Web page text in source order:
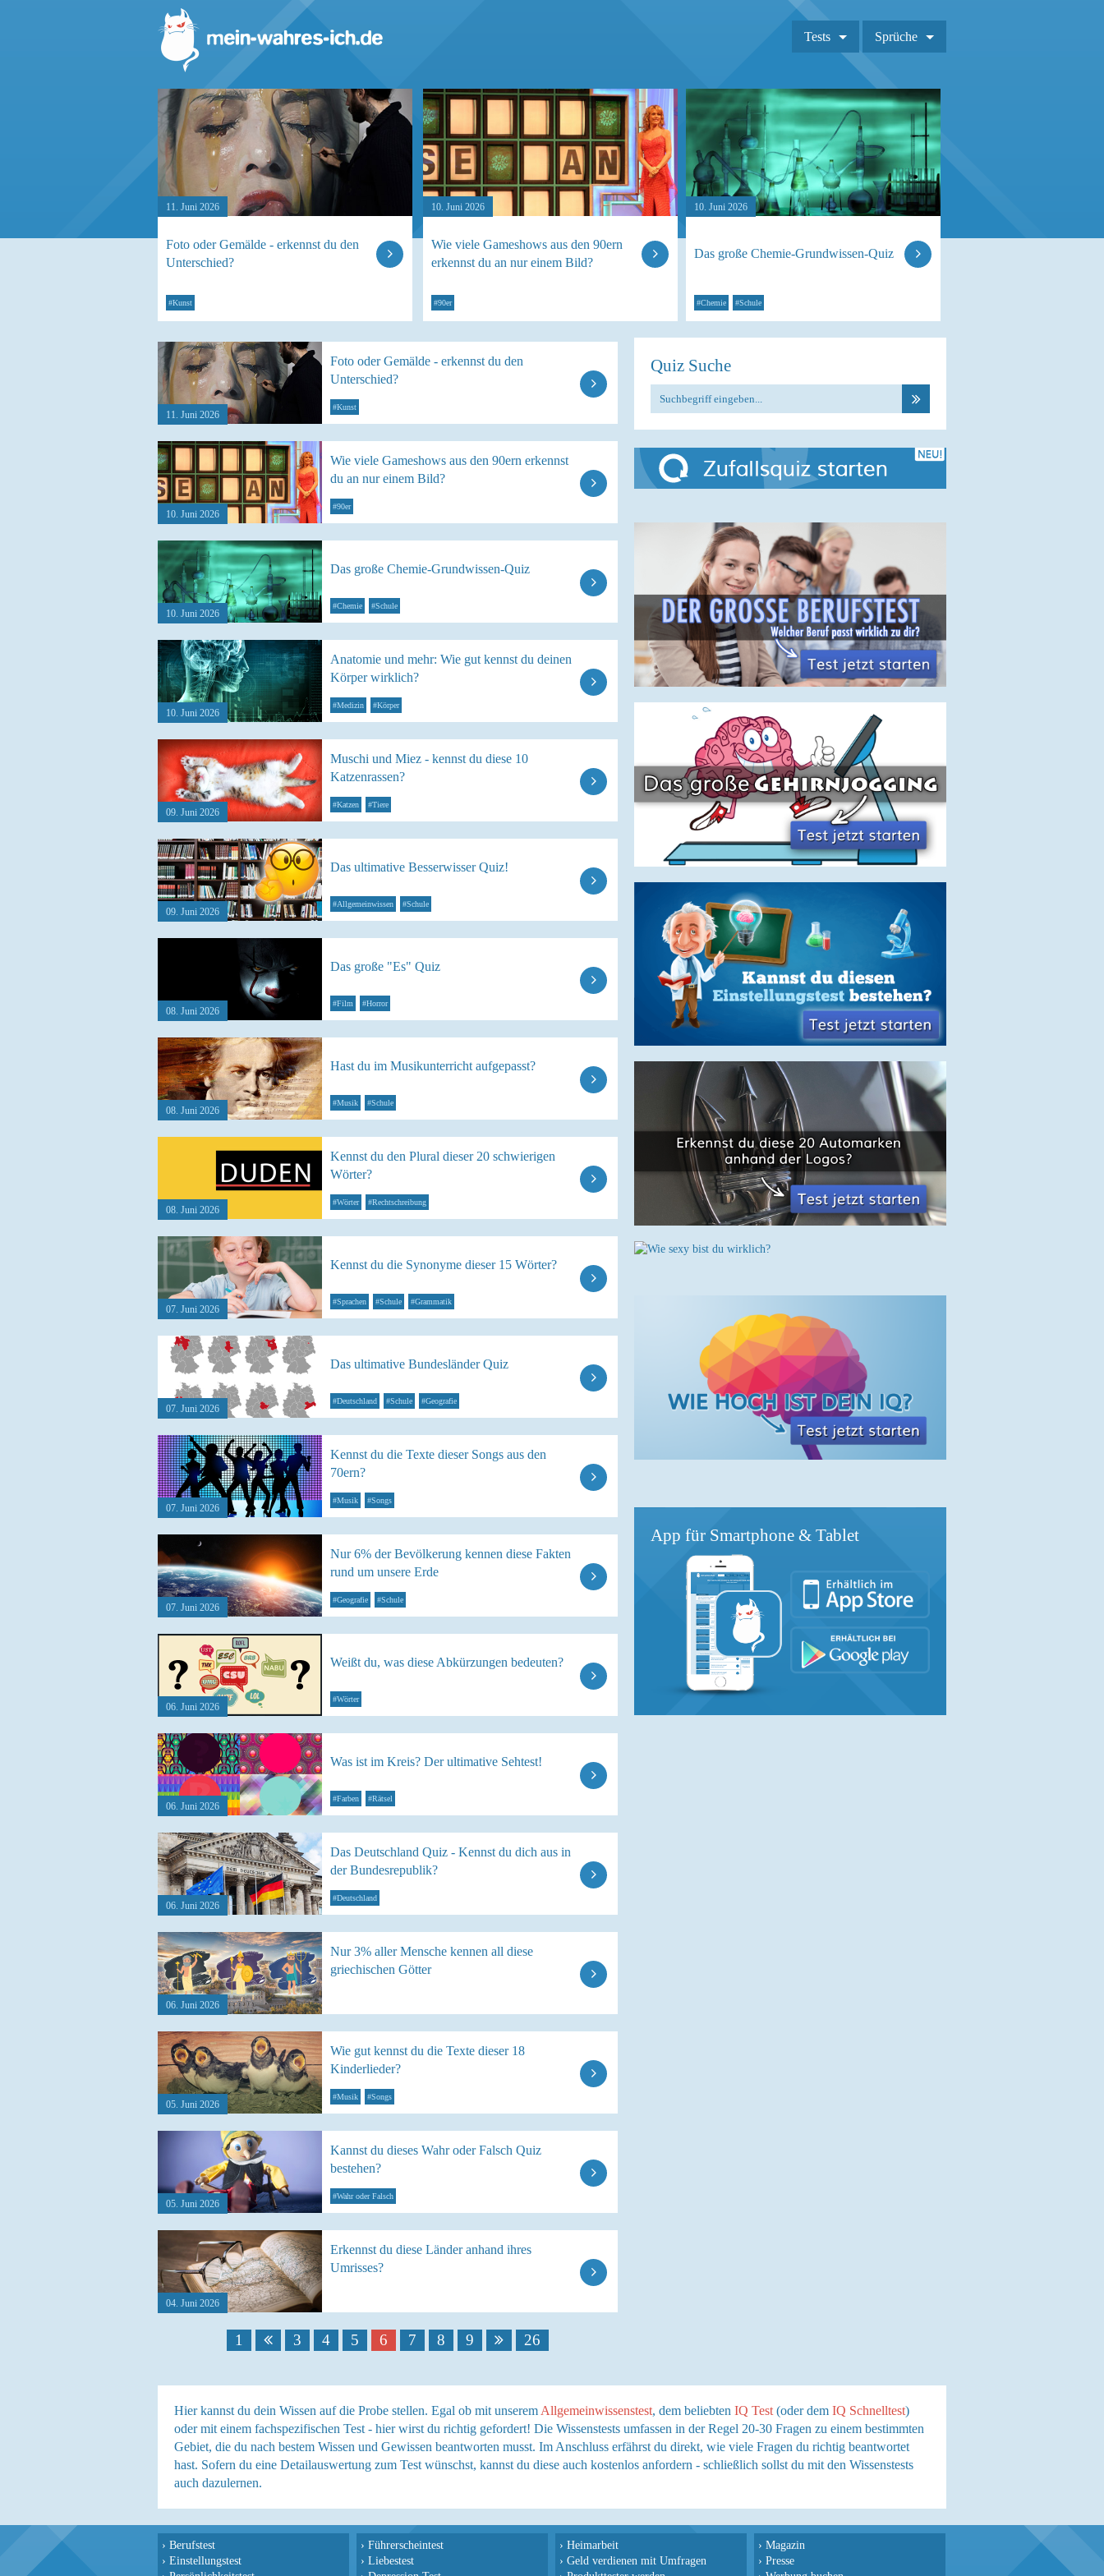
Tests Sprüche
11. Juni 2026
Foto oder Gemälde - erkennst du den
Unterschied?
#Kunst
10. Juni 2026
Wie viele Gameshows aus den 90ern
erkennst du an nur einem Bild?
#90er
10. Juni 2026
Das große Chemie-Grundwissen-Quiz
#Chemie #Schule
11. Juni 2026
Foto oder Gemälde - erkennst du den
Unterschied?
#Kunst
10. Juni 2026
Wie viele Gameshows aus den 90ern erkennst
du an nur einem Bild?
#90er
10. Juni 2026
Das große Chemie-Grundwissen-Quiz
#Chemie #Schule
10. Juni 2026
Anatomie und mehr: Wie gut kennst du deinen
Körper wirklich?
#Medizin #Körper
09. Juni 2026
Muschi und Miez - kennst du diese 10
Katzenrassen?
#Katzen #Tiere
09. Juni 2026
Das ultimative Besserwisser Quiz!
#Allgemeinwissen #Schule
08. Juni 2026
Das große "Es" Quiz
#Film #Horror
08. Juni 2026
Hast du im Musikunterricht aufgepasst?
#Musik #Schule
08. Juni 2026
Kennst du den Plural dieser 20 schwierigen
Wörter?
#Wörter #Rechtschreibung
07. Juni 2026
Kennst du die Synonyme dieser 15 Wörter?
#Sprachen #Schule #Grammatik
07. Juni 2026
Das ultimative Bundesländer Quiz
#Deutschland #Schule #Geografie
07. Juni 2026
Kennst du die Texte dieser Songs aus den
70ern?
#Musik #Songs
07. Juni 2026
Nur 6% der Bevölkerung kennen diese Fakten
rund um unsere Erde
#Geografie #Schule
06. Juni 2026
Weißt du, was diese Abkürzungen bedeuten?
#Wörter
06. Juni 2026
Was ist im Kreis? Der ultimative Sehtest!
#Farben #Rätsel
06. Juni 2026
Das Deutschland Quiz - Kennst du dich aus in
der Bundesrepublik?
#Deutschland
06. Juni 2026
Nur 3% aller Mensche kennen all diese
griechischen Götter
05. Juni 2026
Wie gut kennst du die Texte dieser 18
Kinderlieder?
#Musik #Songs
05. Juni 2026
Kannst du dieses Wahr oder Falsch Quiz
bestehen?
#Wahr oder Falsch
04. Juni 2026
Erkennst du diese Länder anhand ihres
Umrisses?
1 3 4 5 6 7 8 9 26
Quiz Suche
App für Smartphone & Tablet
Hier kannst du dein Wissen auf die Probe stellen. Egal ob mit unserem Allgemeinwissenstest, dem beliebten IQ Test (oder dem IQ Schnelltest)
oder mit einem fachspezifischen Test - hier wirst du richtig gefordert! Die Wissenstests umfassen in der Regel 20-30 Fragen zu einem bestimmten
Gebiet, die du nach bestem Wissen und Gewissen beantworten musst. Im Anschluss erfährst du direkt, wie viele Fragen du richtig beantwortet
hast. Sofern du eine Detailauswertung zum Test wünschst, kannst du diese auch kostenlos anfordern - schließlich sollst du mit den Wissenstests
auch dazulernen.
› Berufstest
› Einstellungstest
› Führerscheintest
› Liebestest
› Heimarbeit
› Geld verdienen mit Umfragen
› Magazin
› Presse